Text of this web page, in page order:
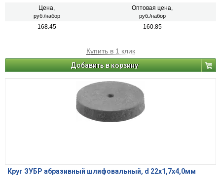
Цена,
руб./набор
Оптовая цена,
руб./набор
168.45 160.85
Купить в 1 клик
Добавить в корзину
Круг ЗУБР абразивный шлифовальный, d 22x1,7х4,0мм